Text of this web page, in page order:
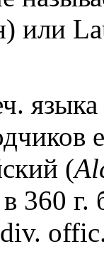
или
(
360 г.